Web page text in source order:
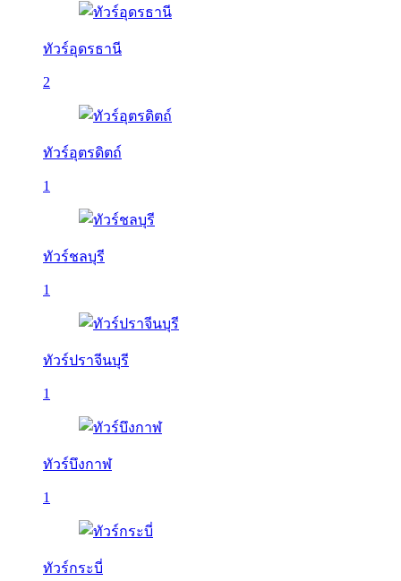
ทัวร์อุดรธานี
2
ทัวร์อุตรดิตถ์
1
ทัวร์ชลบุรี
1
ทัวร์ปราจีนบุรี
1
ทัวร์บึงกาฬ
1
ทัวร์กระบี่